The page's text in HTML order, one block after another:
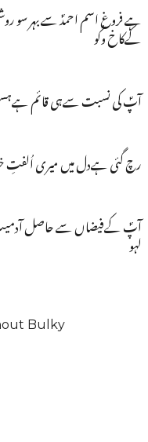
ہے فروغ اسم احمدؐ سے بہر
کےکاخ وکُو
آپؐ کی نسبت سےہی قائم
رچ گئی ہےدل میں میری اُلفتِ
آپؐ کےفیضاں سے حاصل آدمیت
لہو
Bulky